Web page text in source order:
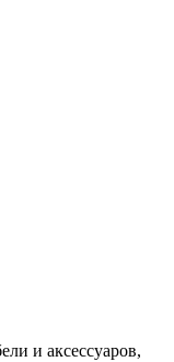
и аксессуаров,